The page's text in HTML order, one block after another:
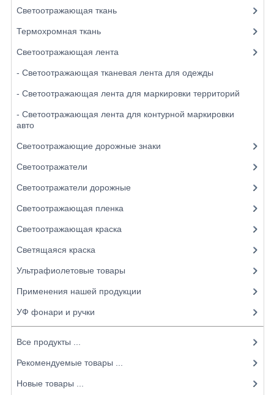
Светоотражающая ткань
Термохромная ткань
Светоотражающая лента
- Светоотражающая тканевая лента для одежды
- Светоотражающая лента для маркировки территорий
- Светоотражающая лента для контурной маркировки
авто
Светоотражающие дорожные знаки
Светоотражатели
Светоотражатели дорожные
Светоотражающая пленка
Светоотражающая краска
Светящаяся краска
Ультрафиолетовые товары
Применения нашей продукции
УФ фонари и ручки
Все продукты ...
Рекомендуемые товары ...
Новые товары ...